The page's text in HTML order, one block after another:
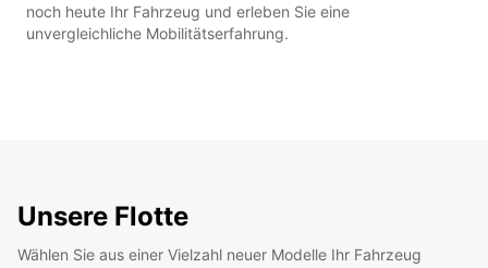
noch heute Ihr Fahrzeug und erleben Sie eine
unvergleichliche Mobilitätserfahrung.
Unsere Flotte
Wählen Sie aus einer Vielzahl neuer Modelle Ihr Fahrzeug